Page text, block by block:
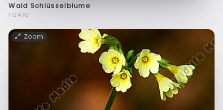
Wald Schlüsselblume
f12470
Zoom